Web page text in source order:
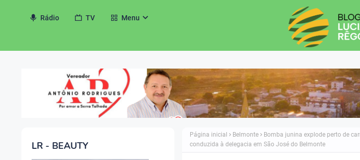
Rádio TV Menu
LR - BEAUTY
Página inicial Belmonte
Bomba junina explode perto de
conduzida à delegacia em São José do Belmonte